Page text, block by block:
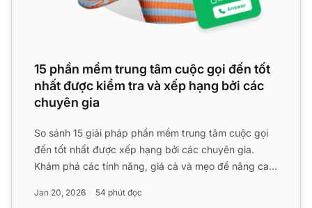
15 phần mềm trung tâm cuộc gọi đến tốt
nhất được kiểm tra và xếp hạng bởi các
chuyên gia
So sánh 15 giải pháp phần mềm trung tâm cuộc gọi
đến tốt nhất được xếp hạng bởi các chuyên gia.
Khám phá các tính năng, giá cả và mẹo để nâng cao
Jan 20, 2026 54 phút đọc